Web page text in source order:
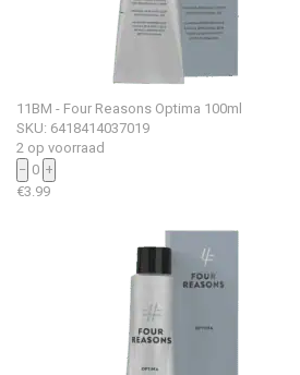
11BM - Four Reasons Optima 100ml
SKU: 6418414037019
2 op voorraad
− 0 +
€3.99